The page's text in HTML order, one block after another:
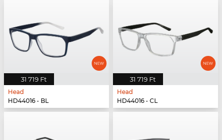
31 719 Ft
Head
HD44016 - BL
31 719 Ft
Head
HD44016 - CL